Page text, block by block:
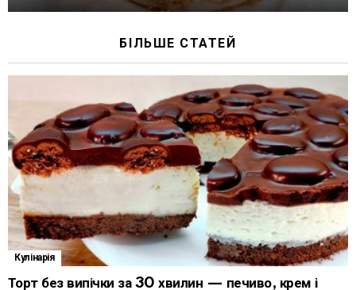
БІЛЬШЕ СТАТЕЙ
Кулінарія
Торт без випічки за 30 хвилин — печиво, крем і